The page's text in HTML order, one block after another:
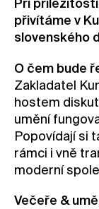
Kontakt
Novinky
Pro média
Pronájem
Volné pozice
Při příležitosti
přivítáme v
slovenského
O čem bude
Zakladatel
hostem
umění
Popovídají si
rámci i vně
moderní
Večeře &